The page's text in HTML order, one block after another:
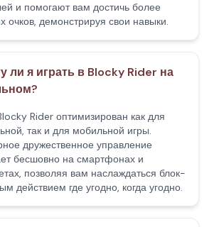
и помогают вам достичь более
очков, демонстрируя свои навыки.
ли я играть в Blocky Rider на
Rider оптимизирован как для
так и для мобильной игры.
дружественное управление
бесшовно на смартфонах и
позволяя вам наслаждаться блок-
действием где угодно, когда угодно.